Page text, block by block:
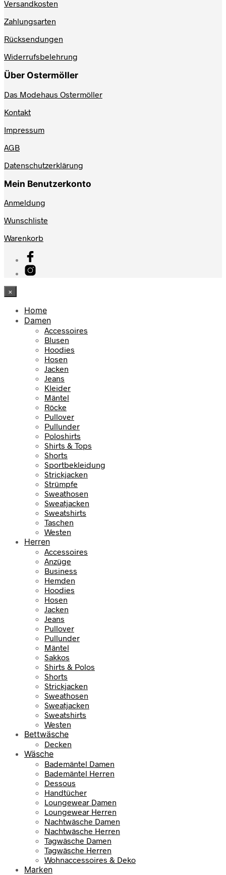
Versandkosten
Zahlungsarten
Rücksendungen
Widerrufsbelehrung
Über Ostermöller
Das Modehaus Ostermöller
Kontakt
Impressum
AGB
Datenschutzerklärung
Mein Benutzerkonto
Anmeldung
Wunschliste
Warenkorb
×
Home
Damen
Accessoires
Blusen
Hoodies
Hosen
Jacken
Jeans
Kleider
Mäntel
Röcke
Pullover
Pullunder
Poloshirts
Shirts & Tops
Shorts
Sportbekleidung
Strickjacken
Strümpfe
Sweathosen
Sweatjacken
Sweatshirts
Taschen
Westen
Herren
Accessoires
Anzüge
Business
Hemden
Hoodies
Hosen
Jacken
Jeans
Pullover
Pullunder
Mäntel
Sakkos
Shirts & Polos
Shorts
Strickjacken
Sweathosen
Sweatjacken
Sweatshirts
Westen
Bettwäsche
Decken
Wäsche
Bademäntel Damen
Bademäntel Herren
Dessous
Handtücher
Loungewear Damen
Loungewear Herren
Nachtwäsche Damen
Nachtwäsche Herren
Tagwäsche Damen
Tagwäsche Herren
Wohnaccessoires & Deko
Marken